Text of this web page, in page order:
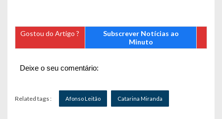
Gostou do Artigo ?
Subscrever Notícias ao
Minuto
Deixe o seu comentário:
Related tags : Afonso Leitão Catarina Miranda